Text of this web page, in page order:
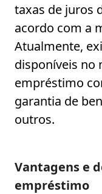
taxas de juros
acordo com a
Atualmente,
disponíveis no
empréstimo
garantia de
outros.
Vantagens e
empréstimo